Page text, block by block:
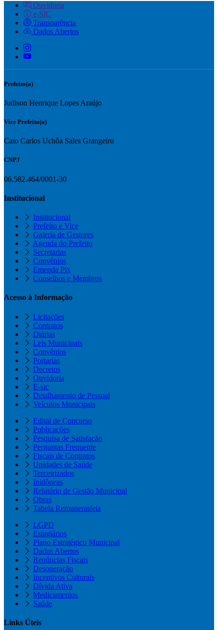
Ouvidoria
e-SIC
Transparência
Dados Abertos
Prefeito(a)
Judison Henrique Lopes Araújo
Vice Prefeito(a)
Caio Carlos Uchôa Sales Grangeiro
CNPJ
06.582.464/0001-30
Institucional
Institucional
Prefeito e Vice
Galeria de Gestores
Agenda do Prefeito
Secretarias
Convênios
Emenda Pix
Conselhos e Membros
Acesso à Informação
Licitações
Contratos
Diárias
Leis Municipais
Convênios
Portarias
Decretos
Ouvidoria
E-sic
Detalhamento de Pessoal
Veículos Municipais
Edital de Concurso
Publicações
Pesquisa de Satisfação
Perguntas Frequente
Fiscais de Contratos
Unidades de Saúde
Terceirizados
Inidôneas
Relatório de Gestão Municipal
Obras
Tabela Remuneratória
LGPD
Estagiários
Plano Estratégico Municipal
Dados Abertos
Renúncias Fiscais
Desoneração
Incentivos Culturais
Dívida Ativa
Medicamentos
Saúde
Links Úteis